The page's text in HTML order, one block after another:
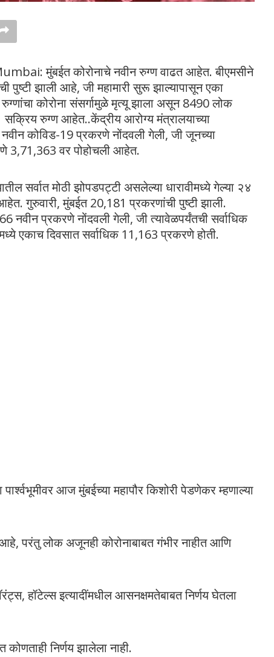
मुंबईत कोरोनाचे नवीन रुग्ण वाढत आहेत. बीएमसीने
पुष्टी झाली आहे, जी महामारी सुरू झाल्यापासून एका
कोरोना संसर्गामुळे मृत्यू झाला असून 8490 लोक
रुग्ण आहेत..केंद्रीय आरोग्य मंत्रालयाच्या
कोविड-19 प्रकरणे नोंदवली गेली, जी जूनच्या
3,71,363 वर पोहोचली आहेत.
सर्वात मोठी झोपडपट्टी असलेल्या धारावीमध्ये गेल्या २४
गुरुवारी, मुंबईत 20,181 प्रकरणांची पुष्टी झाली.
नवीन प्रकरणे नोंदवली गेली, जी त्यावेळपर्यंतची सर्वाधिक
एकाच दिवसात सर्वाधिक 11,163 प्रकरणे होती.
आज मुंबईच्या महापौर किशोरी पेडणेकर म्हणाल्या
परंतु लोक अजूनही कोरोनाबाबत गंभीर नाहीत आणि
हॉटेल्स इत्यादींमधील आसनक्षमतेबाबत निर्णय घेतला
निर्णय झालेला नाही.